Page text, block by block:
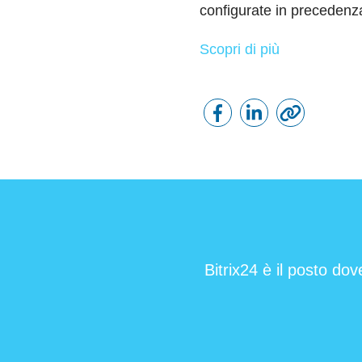
configurate in
Scopri di più
Bitrix24 è il posto